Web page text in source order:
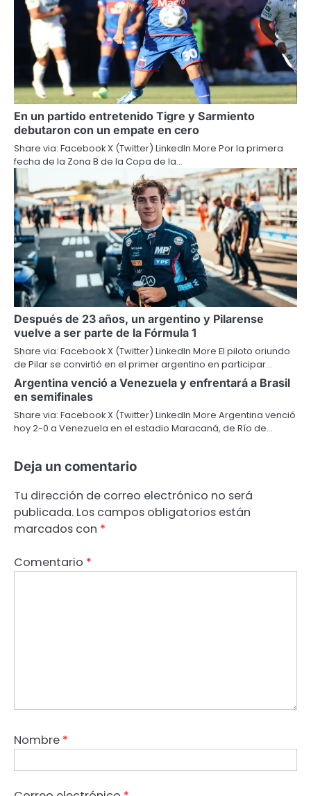
En un partido entretenido Tigre y Sarmiento
debutaron con un empate en cero
Share via: Facebook X (Twitter) LinkedIn More Por la primera
fecha de la Zona B de la Copa de la…
Después de 23 años, un argentino y Pilarense
vuelve a ser parte de la Fórmula 1
Share via: Facebook X (Twitter) LinkedIn More El piloto oriundo
de Pilar se convirtió en el primer argentino en participar…
Argentina venció a Venezuela y enfrentará a Brasil
en semifinales
Share via: Facebook X (Twitter) LinkedIn More Argentina venció
hoy 2-0 a Venezuela en el estadio Maracaná, de Río de…
Deja un comentario
Tu dirección de correo electrónico no será
publicada. Los campos obligatorios están
marcados con *
Comentario *
Nombre *